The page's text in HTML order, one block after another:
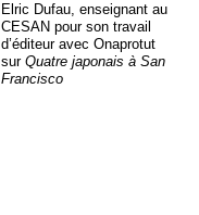
Elric Dufau, enseignant au
CESAN pour son travail
d’éditeur avec Onaprotut
sur Quatre japonais à San
Francisco